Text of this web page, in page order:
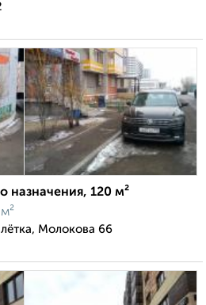
назначения, 120 м²
Молокова 66